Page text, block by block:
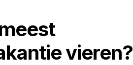
vieren?